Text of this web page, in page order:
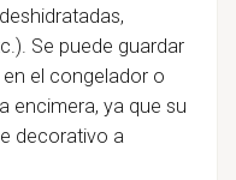
Se puede guardar
en el congelador o
encimera, ya que su
decorativo a